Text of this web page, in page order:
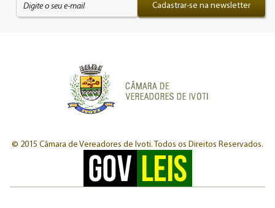
Cadastrar-se na newsletter
© 2015 Câmara de Vereadores de Ivoti. Todos os Direitos Reservados.